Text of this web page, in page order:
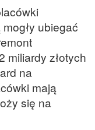
ubiegać
miliardy złotych
na
mają
się na